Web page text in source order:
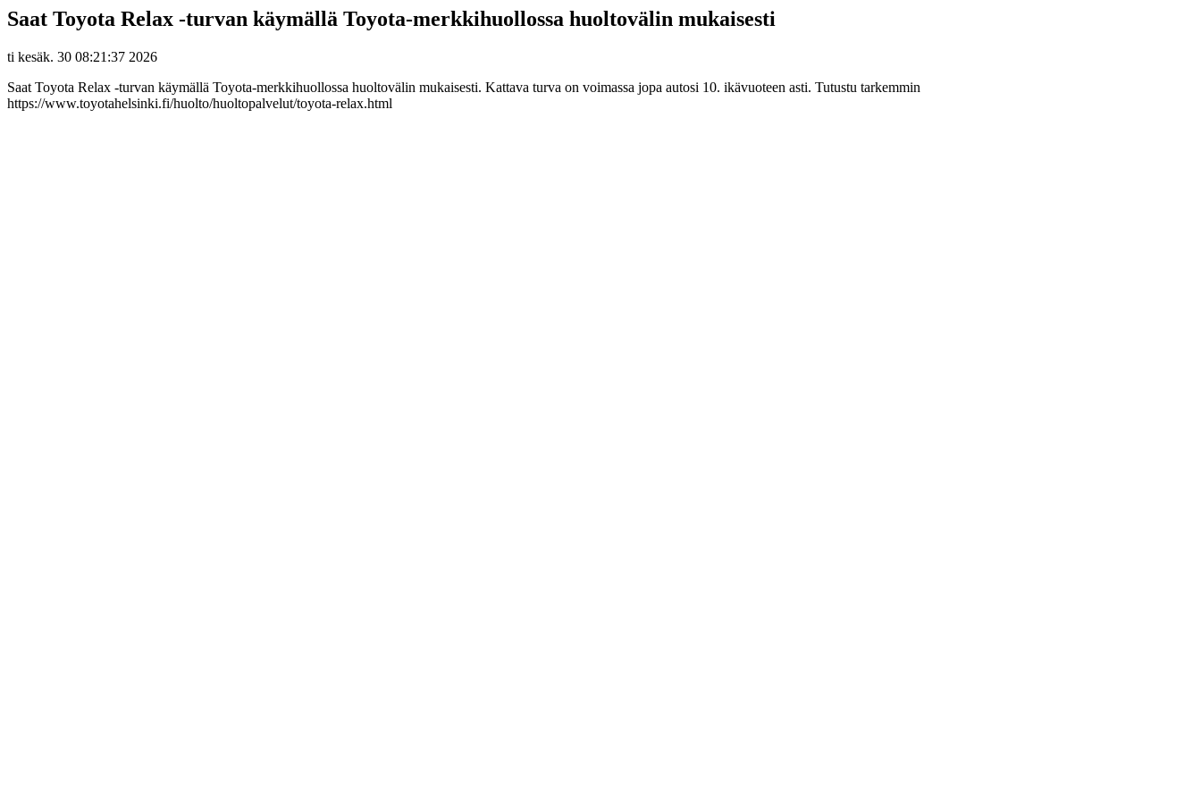
Saat Toyota Relax -turvan käymällä Toyota-merkkihuollossa huoltovälin mukaisesti
ti kesäk. 30 08:21:37 2026
Saat Toyota Relax -turvan käymällä Toyota-merkkihuollossa huoltovälin mukaisesti. Kattava turva on voimassa jopa autosi 10. ikävuoteen asti. Tutustu tarkemmin
https://www.toyotahelsinki.fi/huolto/huoltopalvelut/toyota-relax.html